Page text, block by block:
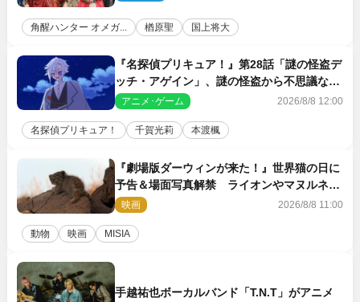
角醒ハンター オメガ... 楢原聖 国上将大
『名探偵プリキュア！』第28話「謎の怪盗デ
ッチ・アゲイン」、謎の怪盗から不思議な予
告状が届く
アニメ･ゲーム 2026/8/8 12:00
名探偵プリキュア！ 千賀光莉 本渡楓
『劇場版ダーウィンが来た！』世界猫の日に
予告＆場面写真解禁 ライオンやマヌルネコ
の赤ちゃんが大集合
映画 2026/8/8 11:00
動物 映画 MISIA
手越祐也ボーカルバンド「T.N.T」がアニメ